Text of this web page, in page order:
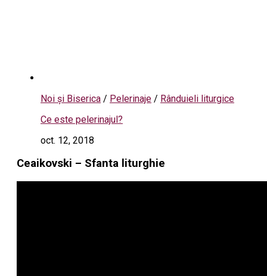
Noi și Biserica / Pelerinaje / Rânduieli liturgice
Ce este pelerinajul?
oct. 12, 2018
Ceaikovski – Sfanta liturghie